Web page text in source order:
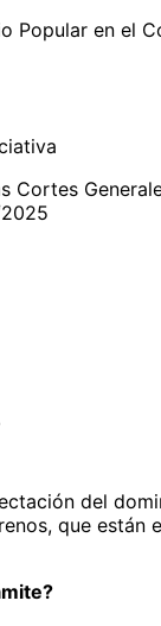
Popular en el
Cortes
del
que están